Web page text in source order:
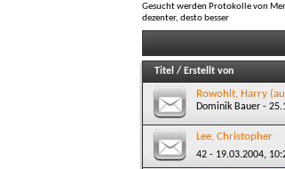
Gesucht werden Protokolle von
dezenter, desto besser
Titel / Erstellt von
Rowohlt, Harry
Dominik Bauer -
Lee, Christopher
42 - 19.03.2004,